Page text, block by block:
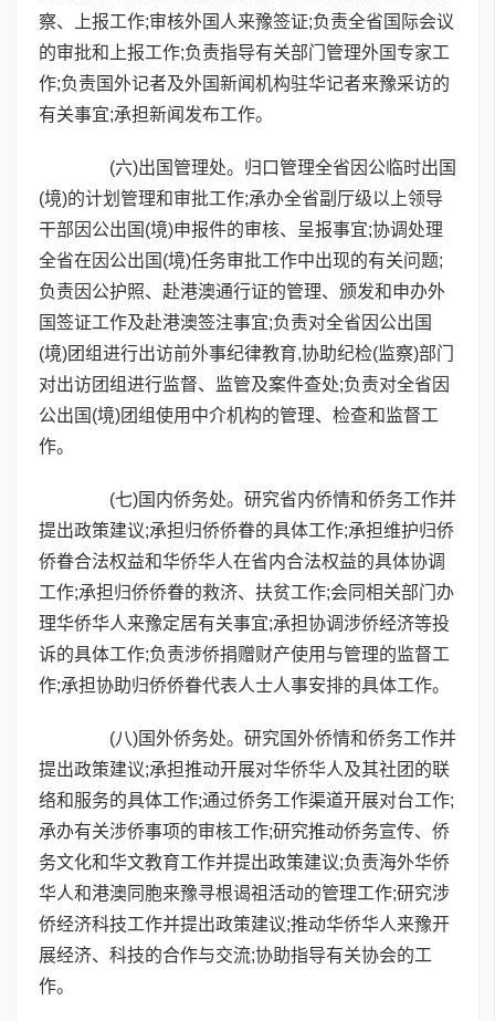
察、上报工作;审核外国人来豫签证;负责全省国际会议
的审批和上报工作;负责指导有关部门管理外国专家工
作;负责国外记者及外国新闻机构驻华记者来豫采访的
有关事宜;承担新闻发布工作。
(六)出国管理处。归口管理全省因公临时出国
(境)的计划管理和审批工作;承办全省副厅级以上领导
干部因公出国(境)申报件的审核、呈报事宜;协调处理
全省在因公出国(境)任务审批工作中出现的有关问题;
负责因公护照、赴港澳通行证的管理、颁发和申办外
国签证工作及赴港澳签注事宜;负责对全省因公出国
(境)团组进行出访前外事纪律教育,协助纪检(监察)部门
对出访团组进行监督、监管及案件查处;负责对全省因
公出国(境)团组使用中介机构的管理、检查和监督工
作。
(七)国内侨务处。研究省内侨情和侨务工作并
提出政策建议;承担归侨侨眷的具体工作;承担维护归侨
侨眷合法权益和华侨华人在省内合法权益的具体协调
工作;承担归侨侨眷的救济、扶贫工作;会同相关部门办
理华侨华人来豫定居有关事宜;承担协调涉侨经济等投
诉的具体工作;负责涉侨捐赠财产使用与管理的监督工
作;承担协助归侨侨眷代表人士人事安排的具体工作。
(八)国外侨务处。研究国外侨情和侨务工作并
提出政策建议;承担推动开展对华侨华人及其社团的联
络和服务的具体工作;通过侨务工作渠道开展对台工作;
承办有关涉侨事项的审核工作;研究推动侨务宣传、侨
务文化和华文教育工作并提出政策建议;负责海外华侨
华人和港澳同胞来豫寻根谒祖活动的管理工作;研究涉
侨经济科技工作并提出政策建议;推动华侨华人来豫开
展经济、科技的合作与交流;协助指导有关协会的工
作。